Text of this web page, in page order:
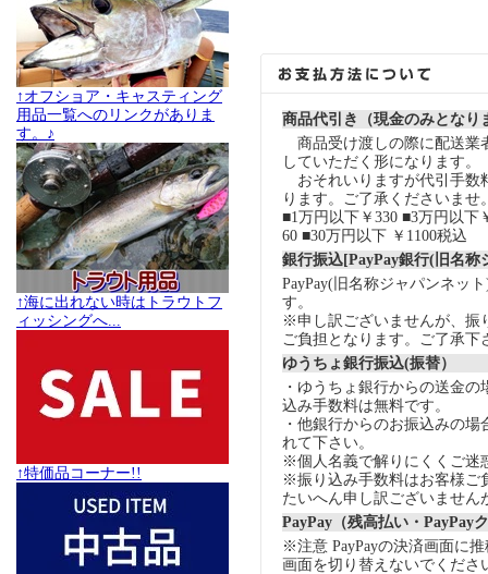
↑オフショア・キャスティング
用品一覧へのリンクがありま
す。♪
↑海に出れない時はトラウトフ
ィッシングへ...
↑特価品コーナー!!
商品代引き（現金のみとなり
商品受け渡しの際に配送業
していただく形になります。
おそれいりますが代引手数
ります。ご了承くださいませ
■1万円以下￥330 ■3万円以下
60 ■30万円以下 ￥1100税込
銀行振込[PayPay銀行(旧名称
PayPay(旧名称ジャパンネッ
す。
※申し訳ございませんが、振
ご負担となります。ご了承下
ゆうちょ銀行振込(振替）
・ゆうちょ銀行からの送金
込み手数料は無料です。
・他銀行からのお振込みの場
れて下さい。
※個人名義で解りにくくご迷
※振り込み手数料はお客様ご
たいへん申し訳ございません
PayPay（残高払い・PayPay
※注意 PayPayの決済画面に
画面を切り替えないでくださ